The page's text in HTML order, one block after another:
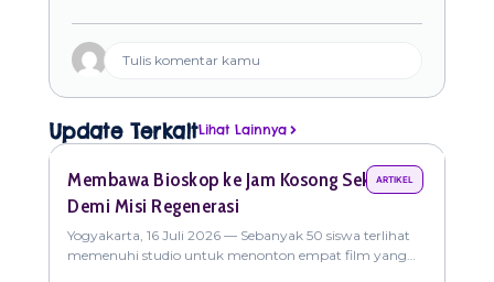
Tulis komentar kamu
Update TerkaitLihat Lainnya
Membawa Bioskop ke Jam Kosong Sekolah
Demi Misi Regenerasi
Yogyakarta, 16 Juli 2026 — Sebanyak 50 siswa terlihat
memenuhi studio untuk menonton empat film yang
ARTIKEL